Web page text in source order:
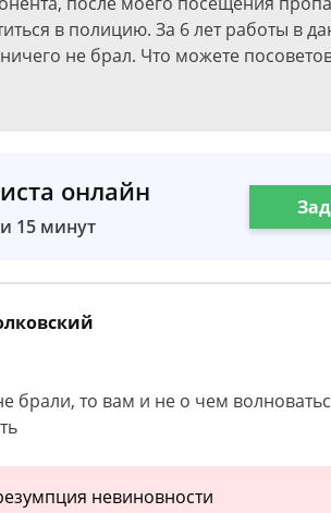
в полицию. За 6 лет работы в
не брал. Что можете
онлайн
15 минут
брали, то вам и не о чем
невиновности